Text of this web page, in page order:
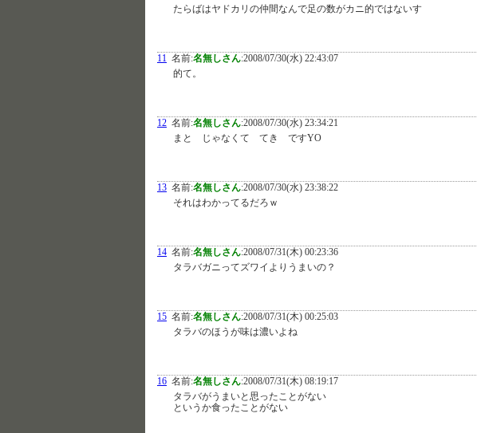
たらばはヤドカリの仲間なんで足の数がカニ的ではないす
11 名前:名無しさん:2008/07/30(水) 22:43:07
的て。
12 名前:名無しさん:2008/07/30(水) 23:34:21
まと じゃなくて てき ですYO
13 名前:名無しさん:2008/07/30(水) 23:38:22
それはわかってるだろｗ
14 名前:名無しさん:2008/07/31(木) 00:23:36
タラバガニってズワイよりうまいの？
15 名前:名無しさん:2008/07/31(木) 00:25:03
タラバのほうが味は濃いよね
16 名前:名無しさん:2008/07/31(木) 08:19:17
タラバがうまいと思ったことがない
というか食ったことがない